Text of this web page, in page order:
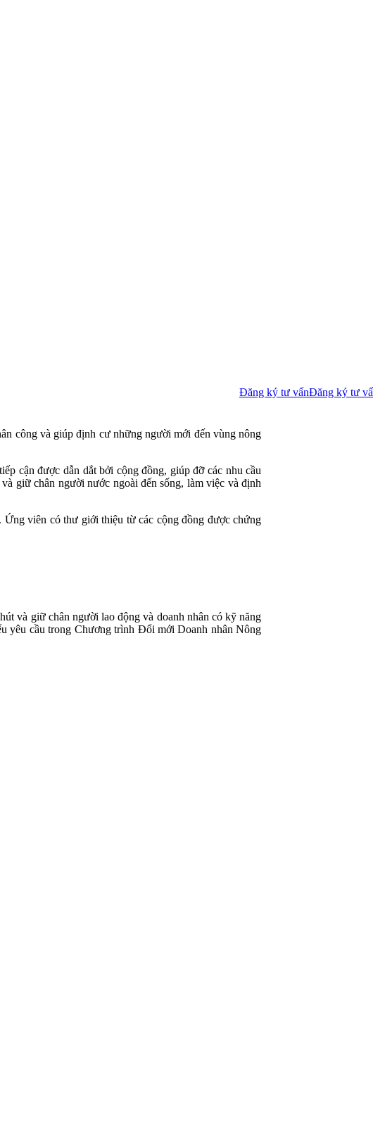
Đăng ký tư vấnĐăng ký tư
công và giúp định cư những người mới đến vùng nông
cận được dẫn dắt bởi cộng đồng, giúp đỡ các nhu cầu
giữ chân người nước ngoài đến sống, làm việc và định
viên có thư giới thiệu từ các cộng đồng được chứng
và giữ chân người lao động và doanh nhân có kỹ năng
yêu cầu trong Chương trình Đổi mới Doanh nhân Nông